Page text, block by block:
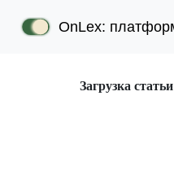
Загрузка статьи